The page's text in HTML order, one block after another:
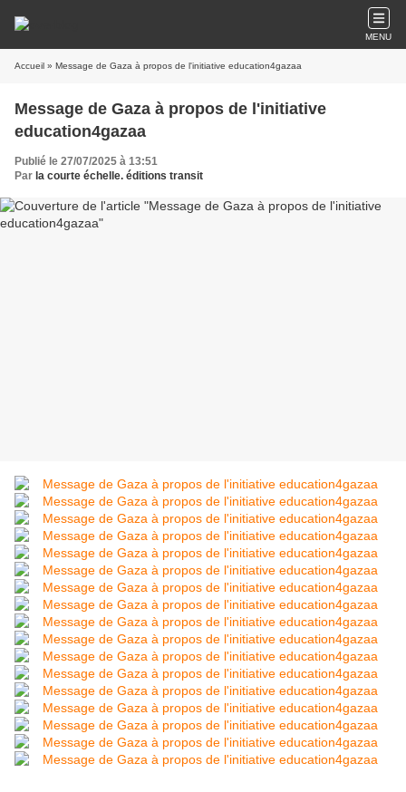
MENU
Accueil » Message de Gaza à propos de l'initiative education4gazaa
Message de Gaza à propos de l'initiative
education4gazaa
Publié le 27/07/2025 à 13:51
Par la courte échelle. éditions transit